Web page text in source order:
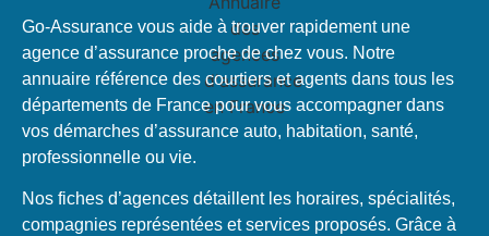
Go-Assurance vous aide à trouver rapidement une
agence d’assurance proche de chez vous. Notre
annuaire référence des courtiers et agents dans tous les
départements de France pour vous accompagner dans
vos démarches d’assurance auto, habitation, santé,
professionnelle ou vie.
Nos fiches d’agences détaillent les horaires, spécialités,
compagnies représentées et services proposés. Grâce à